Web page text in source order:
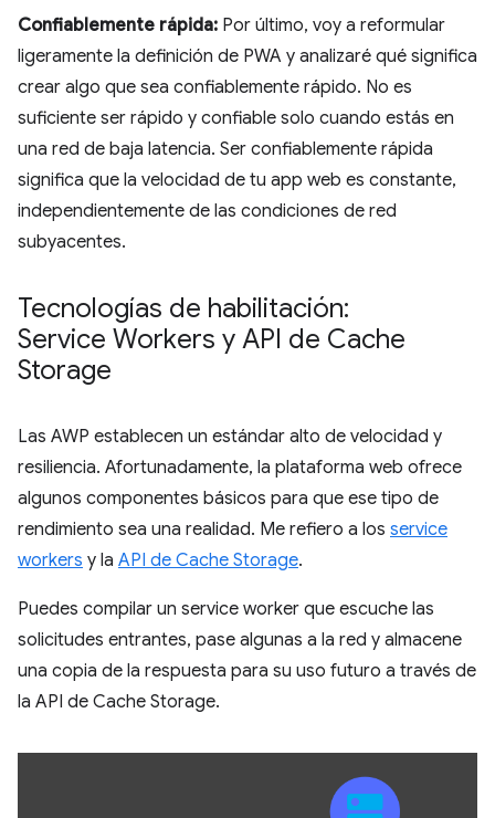
Confiablemente rápida: Por último, voy a reformular
ligeramente la definición de PWA y analizaré qué significa
crear algo que sea confiablemente rápido. No es
suficiente ser rápido y confiable solo cuando estás en
una red de baja latencia. Ser confiablemente rápida
significa que la velocidad de tu app web es constante,
independientemente de las condiciones de red
subyacentes.
Tecnologías de habilitación:
Service Workers y API de Cache
Storage
Las AWP establecen un estándar alto de velocidad y
resiliencia. Afortunadamente, la plataforma web ofrece
algunos componentes básicos para que ese tipo de
rendimiento sea una realidad. Me refiero a los service
workers y la API de Cache Storage.
Puedes compilar un service worker que escuche las
solicitudes entrantes, pase algunas a la red y almacene
una copia de la respuesta para su uso futuro a través de
la API de Cache Storage.